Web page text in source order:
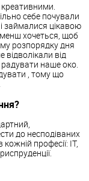
креативними.
себе почували
займалися цікавою
хочеться, щоб
розпорядку дня
від
наше око.
, тому що
до несподіваних
професії: ІТ,